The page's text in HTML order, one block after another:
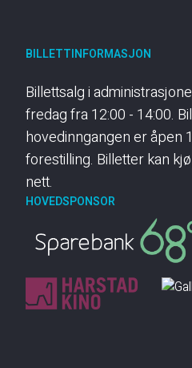
BILLETTINFORMASJON
Billettsalg i
fredag fra 12:00 - 14:00.
hovedinngangen er åpen
forestilling. Billetter kan
nett.
HOVEDSPONSOR